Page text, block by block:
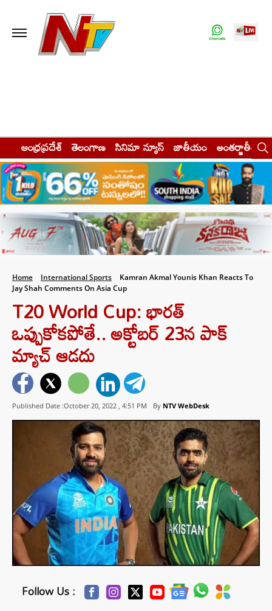
ఆంధ్రప్రదేశ్ తెలంగాణ సినిమా న్యూస్ జాతీయం అంతర్జాతీయం
Home International Sports
Kamran Akmal Younis Khan Reacts To
Jay Shah Comments On Asia Cup
T20 World Cup: భారత్
ఒప్పుకోకపోతే.. అక్టోబర్ 23న పాక్
మ్యాచ్ ఆడదు
Published Date :October 20, 2022 , 4:51 PM By NTV WebDesk
Follow Us :